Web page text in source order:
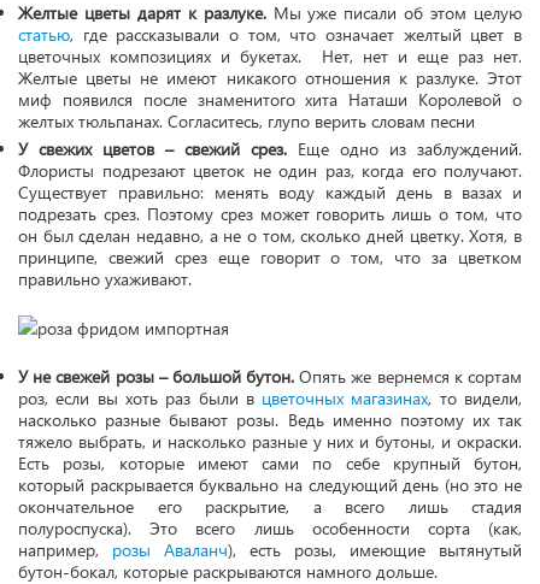
Желтые цветы дарят к разлуке.Мы уже писали об этом целую
статью, где рассказывали о том, что означает желтый цвет в
цветочных композициях и букетах. Нет, нет и еще раз нет.
Желтые цветы не имеют никакого отношения к разлуке. Этот
миф появился после знаменитого хита Наташи Королевой о
желтых тюльпанах. Согласитесь, глупо верить словам песни
У свежих цветов – свежий срез. Еще одно из заблуждений.
Флористы подрезают цветок не один раз, когда его получают.
Существует правильно: менять воду каждый день в вазах и
подрезать срез. Поэтому срез может говорить лишь о том, что
он был сделан недавно, а не о том, сколько дней цветку. Хотя, в
принципе, свежий срез еще говорит о том, что за цветком
правильно ухаживают.
У не свежей розы – большой бутон. Опять же вернемся к сортам
роз, если вы хоть раз были в цветочных магазинах, то видели,
насколько разные бывают розы. Ведь именно поэтому их так
тяжело выбрать, и насколько разные у них и бутоны, и окраски.
Есть розы, которые имеют сами по себе крупный бутон,
который раскрывается буквально на следующий день (но это не
окончательное его раскрытие, а всего лишь стадия
полуроспуска). Это всего лишь особенности сорта (как,
например, розы Аваланч), есть розы, имеющие вытянутый
бутон-бокал, которые раскрываются намного дольше.